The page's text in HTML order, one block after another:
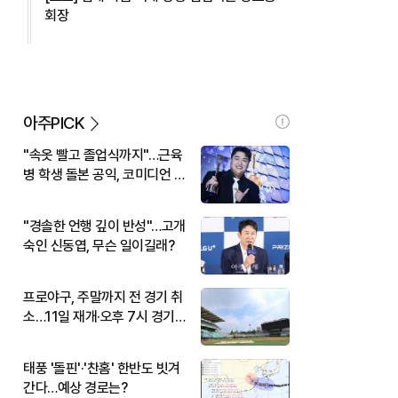
회장
아주PICK
"속옷 빨고 졸업식까지"…근육
병 학생 돌본 공익, 코미디언 김
"경솔한 언행 깊이 반성"…고개
숙인 신동엽, 무슨 일이길래?
프로야구, 주말까지 전 경기 취
소…11일 재개·오후 7시 경기
태풍 '돌핀'·'찬홈' 한반도 빗겨
간다…예상 경로는?